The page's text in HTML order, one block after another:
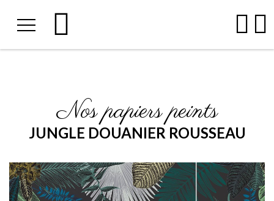
Nos papiers peints
JUNGLE DOUANIER ROUSSEAU